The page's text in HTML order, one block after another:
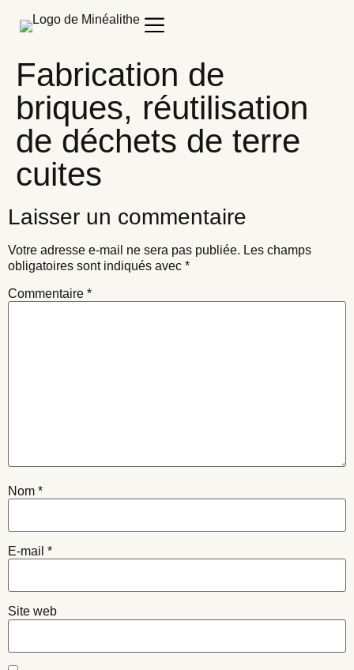
Fabrication de
briques, réutilisation
de déchets de terre
cuites
Laisser un commentaire
Votre adresse e-mail ne sera pas publiée. Les champs
obligatoires sont indiqués avec *
Commentaire *
Nom *
E-mail *
Site web